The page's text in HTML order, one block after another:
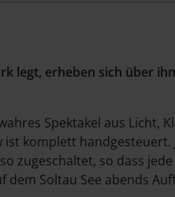
legt, erheben sich über
Spektakel aus Licht,
komplett
zugeschaltet, so dass
dem Soltau See abends